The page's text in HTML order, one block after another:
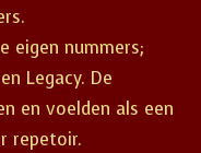
eigen nummers;
Legacy. De
en voelden als een
repetoir.